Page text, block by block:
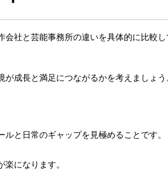
会社と芸能事務所の違いを具体的に比較
成長と満足につながるかを考えましょう
と日常のギャップを見極めることです。
になります。